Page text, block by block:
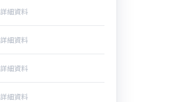
詳細資料
詳細資料
詳細資料
詳細資料